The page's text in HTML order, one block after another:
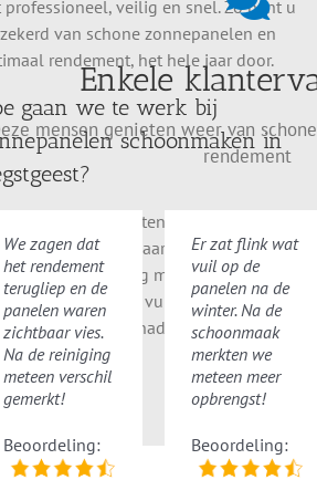
Beoordeling:
Sanne de Vries uit Ede
voor en na de
laten schoonmaken?
professioneel, veilig en snel. Zo bent u
van schone zonnepanelen en
rendement, het hele jaar door.
gaan we te werk bij
schoonmaken in
specialisten starten met een veilige
tot uw dak. Daarna reinigen ze uw
grondig met osmosewater en
borstels, zodat vuil, stof en vogelpoep
zonder schade.
Enkele
mensen genieten weer van
rendement
We zagen dat
het rendement
terugliep en de
panelen waren
zichtbaar vies.
Na de reiniging
meteen verschil
gemerkt!
Beoordeling:
Er zat flink wat
vuil op de
panelen na de
winter. Na de
schoonmaak
merkten we
meteen meer
opbrengst!
Beoordeling: